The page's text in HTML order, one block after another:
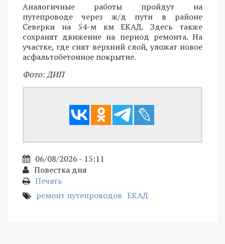
Аналогичные работы пройдут на
путепроводе через ж/д пути в районе
Северки на 54-м км ЕКАД. Здесь также
сохранят движение на период ремонта. На
участке, где снят верхний слой, уложат новое
асфальтобетонное покрытие.
Фото: ДИП
06/08/2026 - 15:11
Повестка дня
Печать
ремонт путепроводов ЕКАД